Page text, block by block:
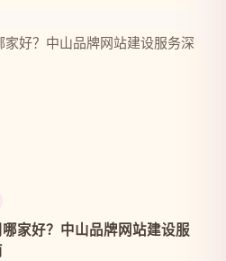
家好？中山品牌网站建设服